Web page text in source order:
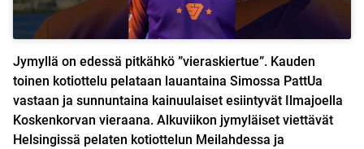
Jymyllä on edessä pitkähkö ”vieraskiertue”. Kauden
toinen kotiottelu pelataan lauantaina Simossa PattUa
vastaan ja sunnuntaina kainuulaiset esiintyvät Ilmajoella
Koskenkorvan vieraana. Alkuviikon jymyläiset viettävät
Helsingissä pelaten kotiottelun Meilahdessa ja